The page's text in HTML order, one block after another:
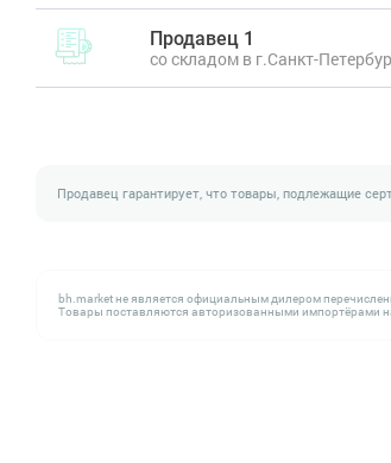
Продавец 1
со складом в г.Санкт-
Продавец гарантирует, что товары, подлежащие
bh.market не является официальным дилером
Товары поставляются авторизованными импортёрами